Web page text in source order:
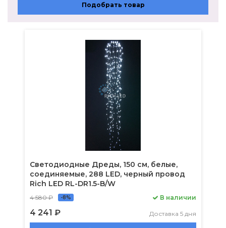
Подобрать товар
Светодиодные Дреды, 150 см, белые,
соединяемые, 288 LED, черный провод
Rich LED RL-DR1.5-B/W
4 580 ₽ -8%
4 241 ₽
В наличии
Доставка 5 дня